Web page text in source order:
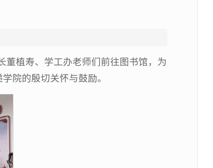
植寿、学工办老师们前往图书馆，为
院的殷切关怀与鼓励。